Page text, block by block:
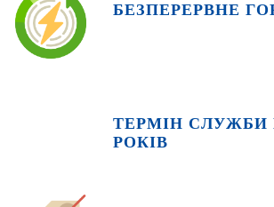
БЕЗПЕРЕРВНЕ
ТЕРМІН СЛУЖБИ
РОКІВ